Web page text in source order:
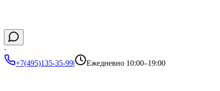
·
+7(495)135-35-99| Ежедневно 10:00–19:00